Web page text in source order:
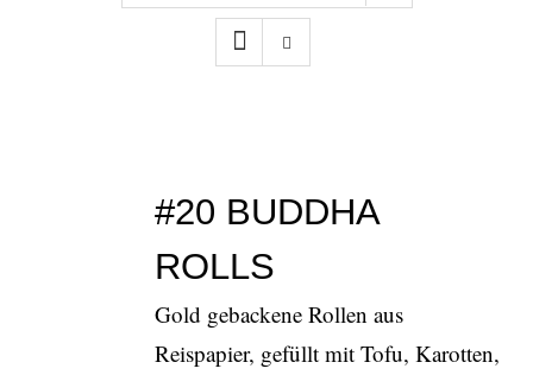
#20 BUDDHA
ROLLS
Gold gebackene Rollen aus
Reispapier, gefüllt mit Tofu, Karotten,